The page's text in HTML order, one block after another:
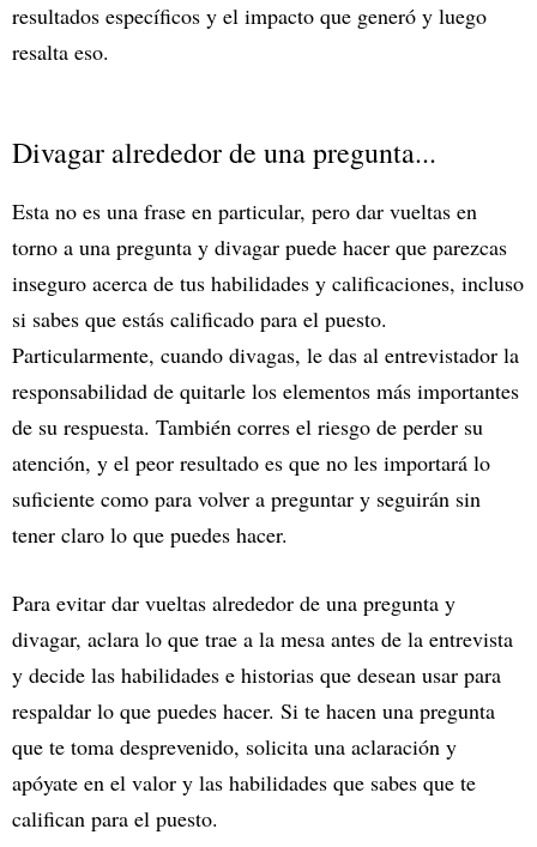
resultados específicos y el impacto que generó y luego
resalta eso.
Divagar alrededor de una pregunta...
Esta no es una frase en particular, pero dar vueltas en
torno a una pregunta y divagar puede hacer que parezcas
inseguro acerca de tus habilidades y calificaciones, incluso
si sabes que estás calificado para el puesto.
Particularmente, cuando divagas, le das al entrevistador la
responsabilidad de quitarle los elementos más importantes
de su respuesta. También corres el riesgo de perder su
atención, y el peor resultado es que no les importará lo
suficiente como para volver a preguntar y seguirán sin
tener claro lo que puedes hacer.
Para evitar dar vueltas alrededor de una pregunta y
divagar, aclara lo que trae a la mesa antes de la entrevista
y decide las habilidades e historias que desean usar para
respaldar lo que puedes hacer. Si te hacen una pregunta
que te toma desprevenido, solicita una aclaración y
apóyate en el valor y las habilidades que sabes que te
califican para el puesto.